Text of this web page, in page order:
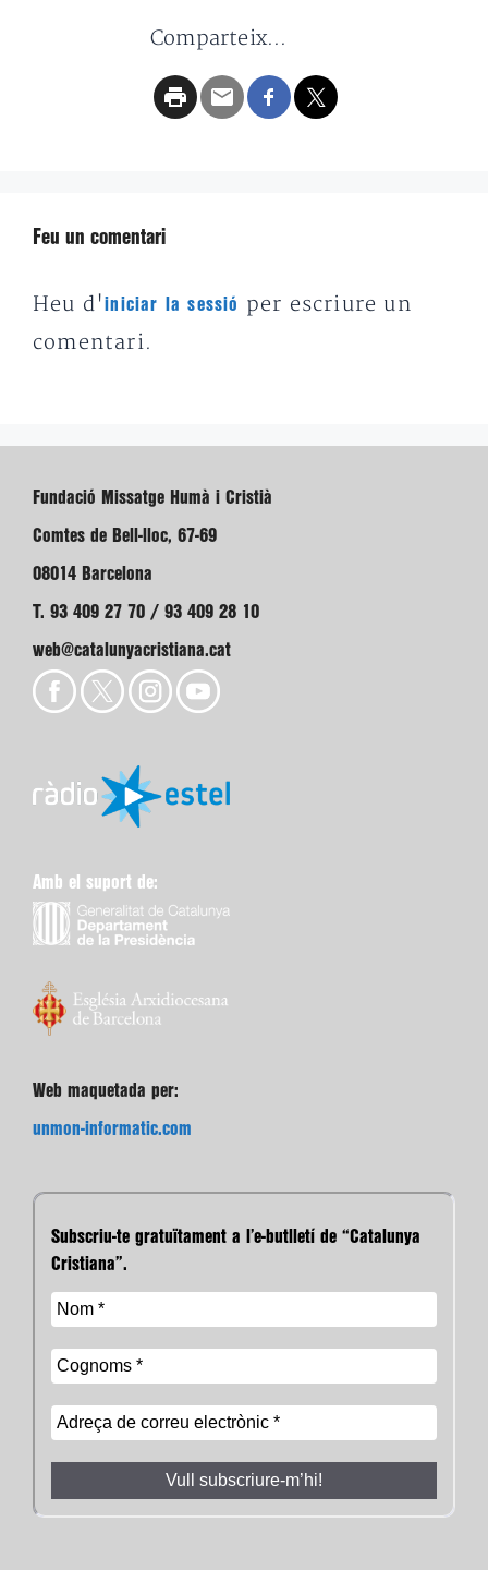
Comparteix...
Feu un comentari
Heu d'iniciar la sessió
per escriure un
comentari.
Fundació Missatge Humà i Cristià
Comtes de Bell-lloc, 67-69
08014 Barcelona
T. 93 409 27 70 / 93 409 28 10
web@catalunyacristiana.cat
Amb el suport de:
Web maquetada per:
unmon-informatic.com
Subscriu-te gratuïtament a l’e-butlletí de “Catalunya
Cristiana”.